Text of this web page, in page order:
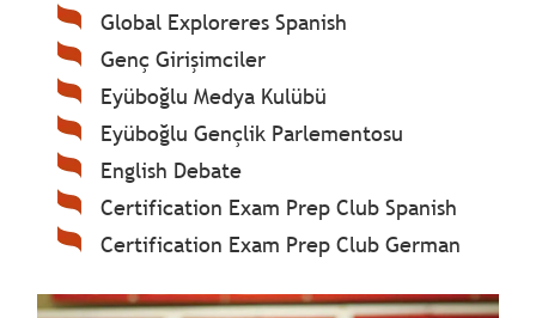
Global Exploreres Spanish
Genç Girişimciler
Eyüboğlu Medya Kulübü
Eyüboğlu Gençlik Parlementosu
English Debate
Certification Exam Prep Club Spanish
Certification Exam Prep Club German